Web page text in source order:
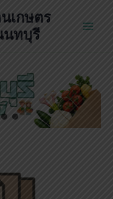
เกษตร
นทบุรี